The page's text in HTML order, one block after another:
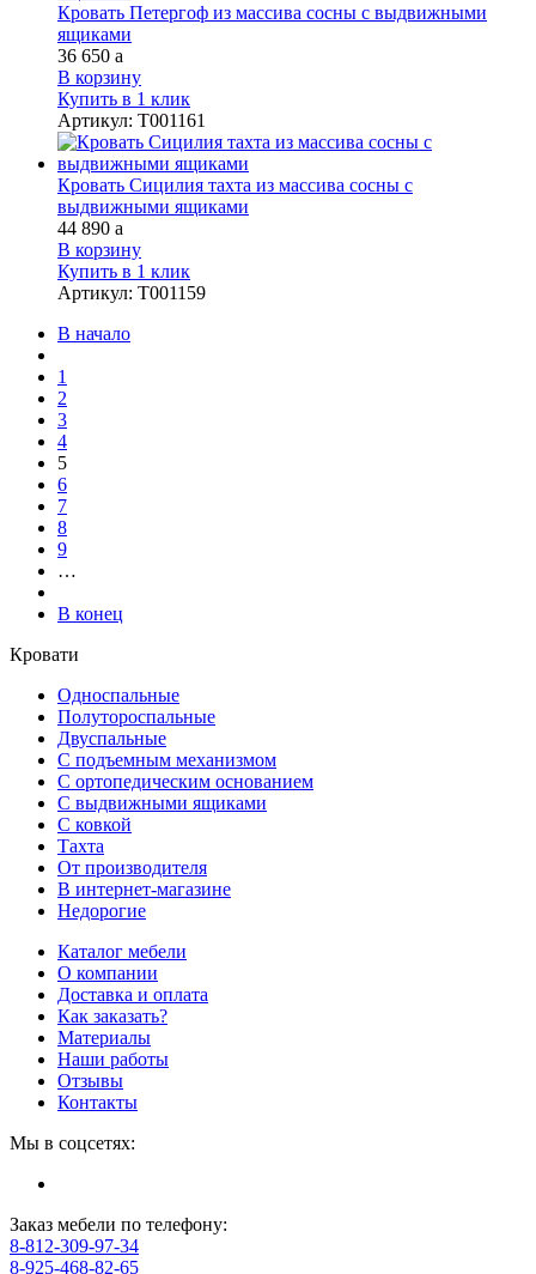
Кровать Петергоф из массива сосны с выдвижными
ящиками
36 650 a
В корзину
Купить в 1 клик
Артикул: Т001161
Кровать Сицилия тахта из массива сосны с
выдвижными ящиками
44 890 a
В корзину
Купить в 1 клик
Артикул: Т001159
В начало
1
2
3
4
5
6
7
8
9
…
В конец
Кровати
Односпальные
Полутороспальные
Двуспальные
С подъемным механизмом
С ортопедическим основанием
С выдвижными ящиками
С ковкой
Тахта
От производителя
В интернет-магазине
Недорогие
Каталог мебели
О компании
Доставка и оплата
Как заказать?
Материалы
Наши работы
Отзывы
Контакты
Мы в соцсетях:
Заказ мебели по телефону:
8-812-309-97-34
8-925-468-82-65